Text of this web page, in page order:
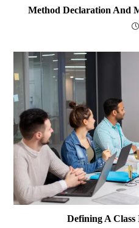
Method Declaration And
Defining A